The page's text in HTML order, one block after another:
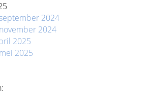
2024
2024
2025
2025